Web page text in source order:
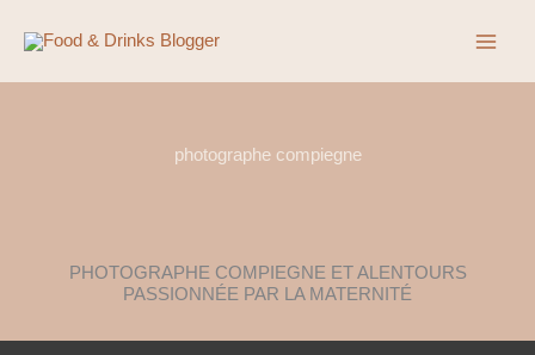
contenu
photographe compiegne
PHOTOGRAPHE COMPIEGNE ET ALENTOURS
PASSIONNÉE PAR LA MATERNITÉ